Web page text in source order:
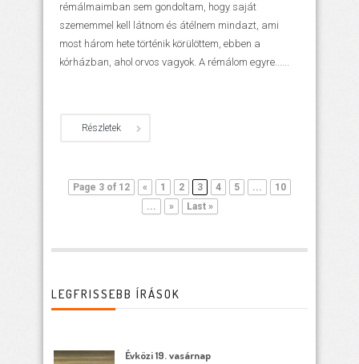
rémálmaimban sem gondoltam, hogy saját
szememmel kell látnom és átélnem mindazt, ami
most három hete történik körülöttem, ebben a
kórházban, ahol orvos vagyok. A rémálom egyre......
Részletek
Page 3 of 12 « 1 2 3 4 5 ...
10
...
» Last »
LEGFRISSEBB ÍRÁSOK
Évközi 19. vasárnap